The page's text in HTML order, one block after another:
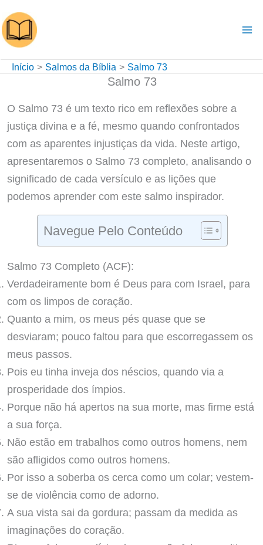
para
o
conteúdo
Início Salmos da Bíblia Salmo 73
Salmo 73
O Salmo 73 é um texto rico em reflexões sobre a
justiça divina e a fé, mesmo quando confrontados
com as aparentes injustiças da vida. Neste artigo,
apresentaremos o Salmo 73 completo, analisando o
significado de cada versículo e as lições que
podemos aprender com este salmo inspirador.
Navegue Pelo Conteúdo
Salmo 73 Completo (ACF):
Verdadeiramente bom é Deus para com Israel, para
com os limpos de coração.
Quanto a mim, os meus pés quase que se
desviaram; pouco faltou para que escorregassem os
meus passos.
Pois eu tinha inveja dos néscios, quando via a
prosperidade dos ímpios.
Porque não há apertos na sua morte, mas firme está
a sua força.
Não estão em trabalhos como outros homens, nem
são afligidos como outros homens.
Por isso a soberba os cerca como um colar; vestem-
se de violência como de adorno.
A sua vista sai da gordura; passam da medida as
imaginações do coração.